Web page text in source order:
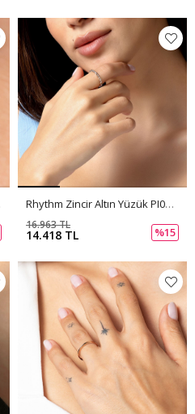
Rhythm Zincir Altın Yüzük PI0255
14.418 TL
16.963 TL
%15